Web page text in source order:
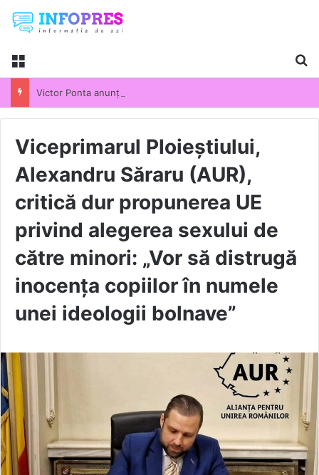
Menu
Viceprimarul Ploieștiului,
Alexandru Săraru (AUR),
critică dur propunerea UE
privind alegerea sexului de
către minori: „Vor să distrugă
inocența copiilor în numele
unei ideologii bolnave”